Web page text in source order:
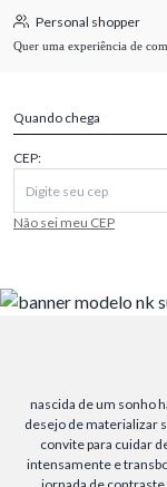
Personal shopper
Quer uma experiência de
Quando chega
CEP:
Não sei meu CEP
nascida de um sonho
desejo de materializar
convite para cuidar
intensamente e